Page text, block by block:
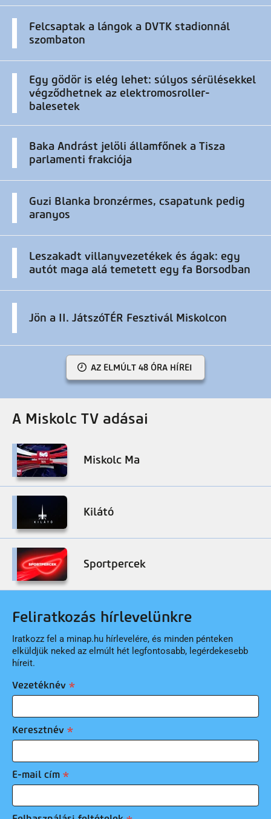
Felcsaptak a lángok a DVTK stadionnál
szombaton
Egy gödör is elég lehet: súlyos sérülésekkel
végződhetnek az elektromosroller-
balesetek
Baka Andrást jelöli államfőnek a Tisza
parlamenti frakciója
Guzi Blanka bronzérmes, csapatunk pedig
aranyos
Leszakadt villanyvezetékek és ágak: egy
autót maga alá temetett egy fa Borsodban
Jön a II. JátszóTÉR Fesztivál Miskolcon
AZ ELMÚLT 48 ÓRA HÍREI
A Miskolc TV adásai
Miskolc Ma
Kilátó
Sportpercek
Feliratkozás hírlevelünkre
Iratkozz fel a minap.hu hírlevelére, és minden pénteken
elküldjük neked az elmúlt hét legfontosabb, legérdekesebb
híreit.
Vezetéknév
Keresztnév
E-mail cím